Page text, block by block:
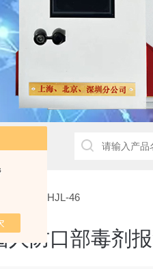
报警器CHJL-46
人防口部毒剂